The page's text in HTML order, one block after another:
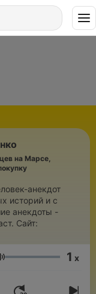
на Марсе,
анекдот
историй и с
анекдоты -
Volume 1 x